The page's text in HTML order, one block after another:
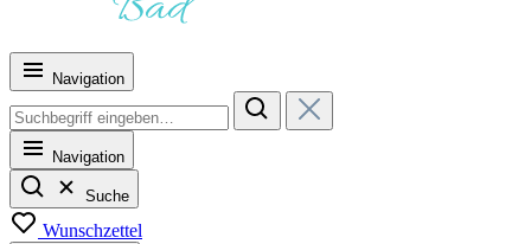
Navigation
Navigation
Suche
Wunschzettel